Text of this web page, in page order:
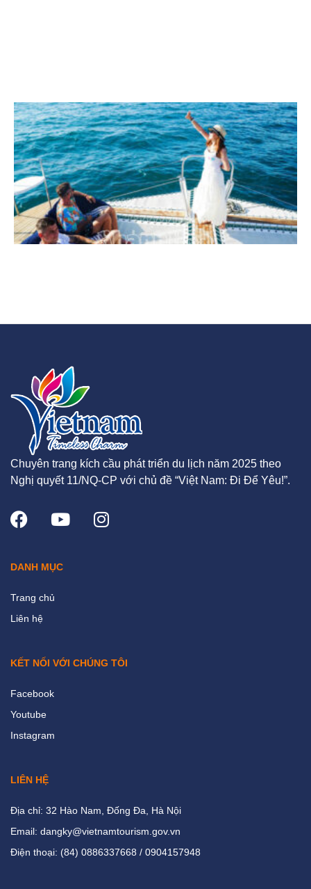
Chuyên trang kích cầu phát triển du lịch năm 2025 theo
Nghị quyết 11/NQ-CP với chủ đề “Việt Nam: Đi Để Yêu!”.
DANH MỤC
Trang chủ
Liên hệ
KẾT NỐI VỚI CHÚNG TÔI
Facebook
Youtube
Instagram
LIÊN HỆ
Địa chỉ: 32 Hào Nam, Đống Đa, Hà Nội
Email: dangky@vietnamtourism.gov.vn
Điện thoại: (84) 0886337668 / 0904157948